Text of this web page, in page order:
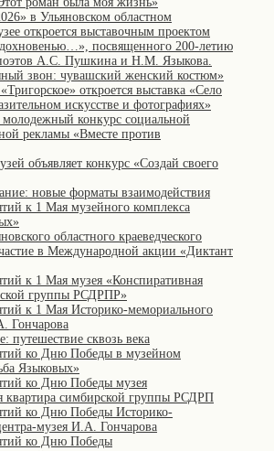
в Ульяновском областном
откроется выставочным проектом
посвященного 200-летию
А.С. Пушкина и Н.М. Языкова.
звон: чувашский женский костюм»
откроется выставка «Село
искусстве и фотографиях»
конкурс социальной
рекламы «Вместе против
объявляет конкурс «Создай своего
новые форматы взаимодействия
к 1 Мая музейного комплекса
областного краеведческого
в Международной акции «Диктант
к 1 Мая музея «Конспиративная
группы РСДРПР»
к 1 Мая Историко-мемориального
Гончарова
путешествие сквозь века
ко Дню Победы в музейном
Языковых»
ко Дню Победы музея
квартира симбирской группы РСДРП
ко Дню Победы Историко-
музея И.А. Гончарова
ко Дню Победы